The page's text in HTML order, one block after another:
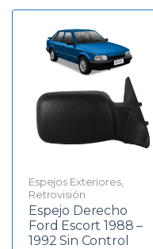
Espejos Exteriores,
Retrovisión
Espejo Derecho
Ford Escort 1988 –
1992 Sin Control